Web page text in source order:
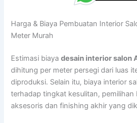
Harga & Biaya Pembuatan Interior
Meter Murah
Estimasi biayadesain interior salon
dihitung per meter persegi dari luas
diproduksi. Selain itu, biaya interior
terhadap tingkat kesulitan, pemilihan
aksesoris dan finishing akhir yang